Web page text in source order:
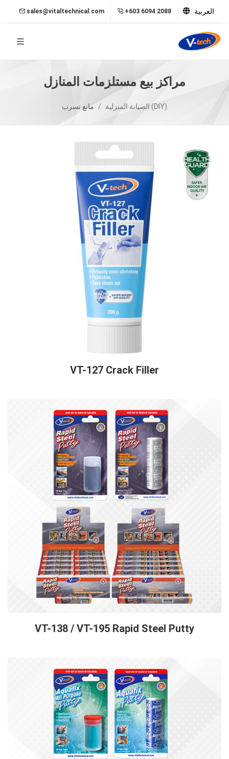
sales@vitaltechnical.com +603 6094 2088 العربية
مراكز بيع مستلزمات المنازل
مانع تسرب الصيانة المنزلية (DIY)
VT-127 Crack Filler
VT-138 / VT-195 Rapid Steel Putty